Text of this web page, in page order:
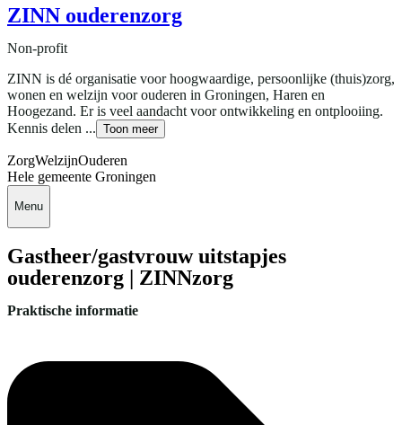
ZINN ouderenzorg
Non-profit
ZINN is dé organisatie voor hoogwaardige, persoonlijke (thuis)zorg,
wonen en welzijn voor ouderen in Groningen, Haren en
Hoogezand. Er is veel aandacht voor ontwikkeling en ontplooiing.
Kennis delen ... Toon meer
ZorgWelzijnOuderen
Hele gemeente Groningen
Menu
Gastheer/gastvrouw uitstapjes
ouderenzorg | ZINNzorg
Praktische informatie